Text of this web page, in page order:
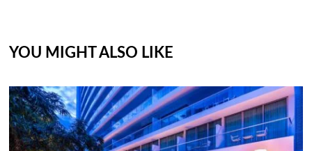
YOU MIGHT ALSO LIKE